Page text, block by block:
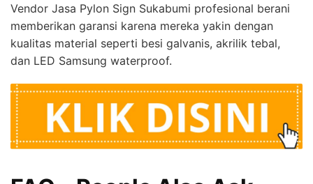
Vendor Jasa Pylon Sign Sukabumi profesional berani
memberikan garansi karena mereka yakin dengan
kualitas material seperti besi galvanis, akrilik tebal,
dan LED Samsung waterproof.